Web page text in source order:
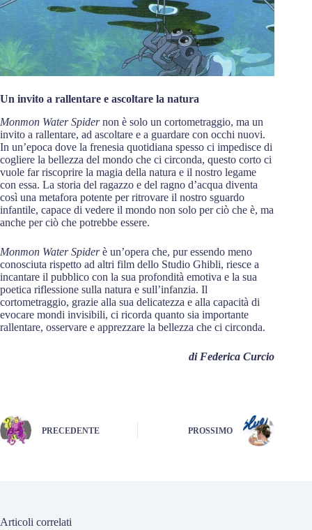
Un invito a rallentare e ascoltare la natura
Monmon Water Spidernon è solo un cortometraggio, ma un
invito a rallentare, ad ascoltare e a guardare con occhi nuovi.
In un’epoca dove la frenesia quotidiana spesso ci impedisce di
cogliere la bellezza del mondo che ci circonda, questo corto ci
vuole far riscoprire la magia della natura e il nostro legame
con essa. La storia del ragazzo e del ragno d’acqua diventa
così una metafora potente per ritrovare il nostro sguardo
infantile, capace di vedere il mondo non solo per ciò che è, ma
anche per ciò che potrebbe essere.
Monmon Water Spiderè un’opera che, pur essendo meno
conosciuta rispetto ad altri film dello Studio Ghibli, riesce a
incantare il pubblico con la sua profondità emotiva e la sua
poetica riflessione sulla natura e sull’infanzia. Il
cortometraggio, grazie alla sua delicatezza e alla capacità di
evocare mondi invisibili, ci ricorda quanto sia importante
rallentare, osservare e apprezzare la bellezza che ci circonda.
di Federica Curcio
PRECEDENTE PROSSIMO
Articoli correlati